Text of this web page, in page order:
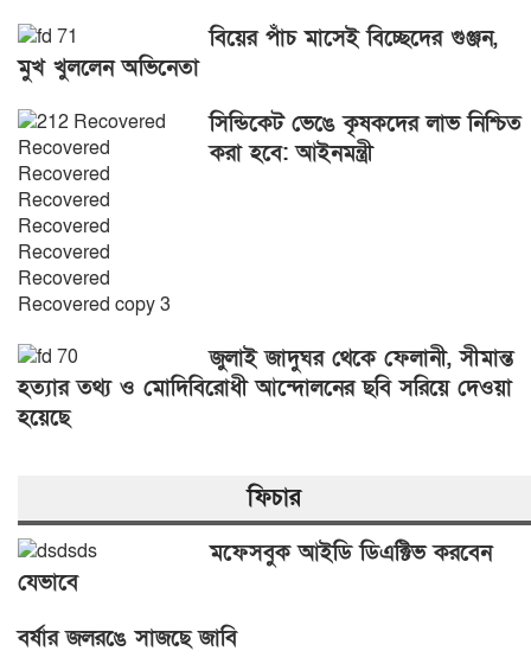
বিয়ের পাঁচ মাসেই বিচ্ছেদের গুঞ্জন,
মুখ খুললেন অভিনেতা
সিন্ডিকেট ভেঙে কৃষকদের লাভ নিশ্চিত
করা হবে: আইনমন্ত্রী
জুলাই জাদুঘর থেকে ফেলানী, সীমান্ত
হত্যার তথ্য ও মোদিবিরোধী আন্দোলনের ছবি সরিয়ে দেওয়া
হয়েছে
ফিচার
মফেসবুক আইডি ডিএক্টিভ করবেন
যেভাবে
বর্ষার জলরঙে সাজছে জাবি